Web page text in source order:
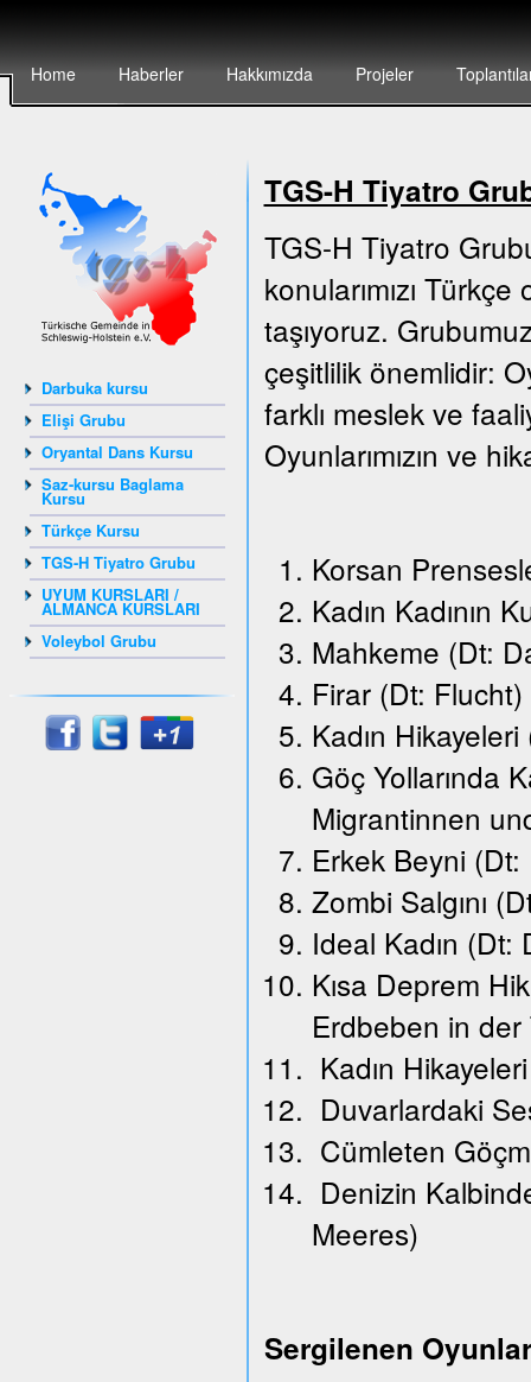
Home Haberler Hakkımızda Projeler
Darbuka kursu
Elişi Grubu
Oryantal Dans Kursu
Saz-kursu Baglama
Kursu
Türkçe Kursu
TGS-H Tiyatro Grubu
UYUM KURSLARI /
ALMANCA KURSLARI
Voleybol Grubu
TGS-H Tiyatro
TGS-H Tiyatro
konularımızı
taşıyoruz.
çeşitlilik önemlidir:
farklı meslek ve
Oyunlarımızın ve
Korsan
Kadın Kadının
Mahkeme (Dt:
Firar (Dt: Flucht)
Kadın
Göç Yollarında
Migrantinnen
Erkek Beyni
Zombi Salgını
Ideal Kadın
Kısa Deprem
Erdbeben in
Kadın
Duvarlardaki
Cümleten
Denizin
Meeres)
Sergilenen Oyunlar